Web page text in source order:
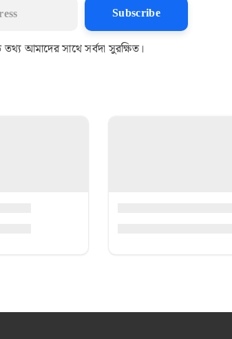
Subscribe
আমাদের সাথে সর্বদা সুরক্ষিত।